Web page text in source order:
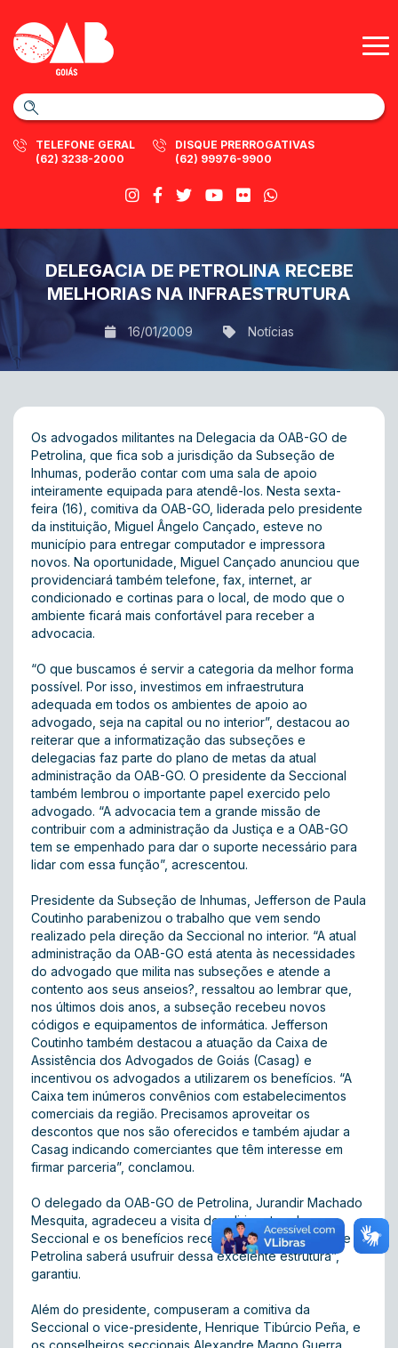
TELEFONE GERAL
(62) 3238-2000
DISQUE PRERROGATIVAS
(62) 99976-9900
DELEGACIA DE PETROLINA RECEBE
MELHORIAS NA INFRAESTRUTURA
16/01/2009 Notícias
Os advogados militantes na Delegacia da OAB-GO de
Petrolina, que fica sob a jurisdição da Subseção de
Inhumas, poderão contar com uma sala de apoio
inteiramente equipada para atendê-los. Nesta sexta-
feira (16), comitiva da OAB-GO, liderada pelo presidente
da instituição, Miguel Ângelo Cançado, esteve no
município para entregar computador e impressora
novos. Na oportunidade, Miguel Cançado anunciou que
providenciará também telefone, fax, internet, ar
condicionado e cortinas para o local, de modo que o
ambiente ficará mais confortável para receber a
advocacia.
“O que buscamos é servir a categoria da melhor forma
possível. Por isso, investimos em infraestrutura
adequada em todos os ambientes de apoio ao
advogado, seja na capital ou no interior”, destacou ao
reiterar que a informatização das subseções e
delegacias faz parte do plano de metas da atual
administração da OAB-GO. O presidente da Seccional
também lembrou o importante papel exercido pelo
advogado. “A advocacia tem a grande missão de
contribuir com a administração da Justiça e a OAB-GO
tem se empenhado para dar o suporte necessário para
lidar com essa função”, acrescentou.
Presidente da Subseção de Inhumas, Jefferson de Paula
Coutinho parabenizou o trabalho que vem sendo
realizado pela direção da Seccional no interior. “A atual
administração da OAB-GO está atenta às necessidades
do advogado que milita nas subseções e atende a
contento aos seus anseios?, ressaltou ao lembrar que,
nos últimos dois anos, a subseção recebeu novos
códigos e equipamentos de informática. Jefferson
Coutinho também destacou a atuação da Caixa de
Assistência dos Advogados de Goiás (Casag) e
incentivou os advogados a utilizarem os benefícios. “A
Caixa tem inúmeros convênios com estabelecimentos
comerciais da região. Precisamos aproveitar os
descontos que nos são oferecidos e também ajudar a
Casag indicando comerciantes que têm interesse em
firmar parceria”, conclamou.
O delegado da OAB-GO de Petrolina, Jurandir Machado
Mesquita, agradeceu a visita dos dirigentes da
Seccional e os benefícios recebidos. “A advocacia de
Petrolina saberá usufruir dessa excelente estrutura”,
garantiu.
Além do presidente, compuseram a comitiva da
Seccional o vice-presidente, Henrique Tibúrcio Peña, e
os conselheiros seccionais Alexandre Magno Guerra